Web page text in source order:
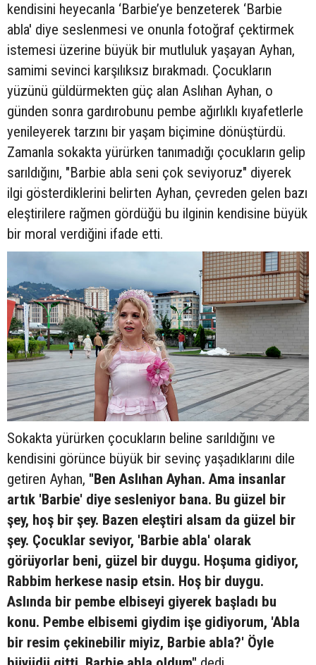
kendisini heyecanla ‘Barbie’ye benzeterek ‘Barbie
abla' diye seslenmesi ve onunla fotoğraf çektirmek
istemesi üzerine büyük bir mutluluk yaşayan Ayhan,
samimi sevinci karşılıksız bırakmadı. Çocukların
yüzünü güldürmekten güç alan Aslıhan Ayhan, o
günden sonra gardırobunu pembe ağırlıklı kıyafetlerle
yenileyerek tarzını bir yaşam biçimine dönüştürdü.
Zamanla sokakta yürürken tanımadığı çocukların gelip
sarıldığını, "Barbie abla seni çok seviyoruz" diyerek
ilgi gösterdiklerini belirten Ayhan, çevreden gelen bazı
eleştirilere rağmen gördüğü bu ilginin kendisine büyük
bir moral verdiğini ifade etti.
Sokakta yürürken çocukların beline sarıldığını ve
kendisini görünce büyük bir sevinç yaşadıklarını dile
getiren Ayhan, "Ben Aslıhan Ayhan. Ama insanlar
artık 'Barbie' diye sesleniyor bana. Bu güzel bir
şey, hoş bir şey. Bazen eleştiri alsam da güzel bir
şey. Çocuklar seviyor, 'Barbie abla' olarak
görüyorlar beni, güzel bir duygu. Hoşuma gidiyor,
Rabbim herkese nasip etsin. Hoş bir duygu.
Aslında bir pembe elbiseyi giyerek başladı bu
konu. Pembe elbisemi giydim işe gidiyorum, 'Abla
bir resim çekinebilir miyiz, Barbie abla?' Öyle